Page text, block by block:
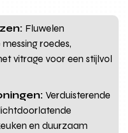
Fluwelen
roedes,
vitrage voor een stijlvol
Verduisterende
en duurzaam